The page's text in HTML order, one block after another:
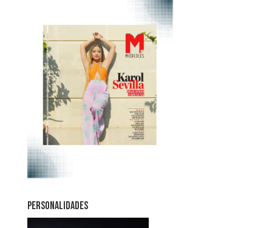
PERSONALIDADES